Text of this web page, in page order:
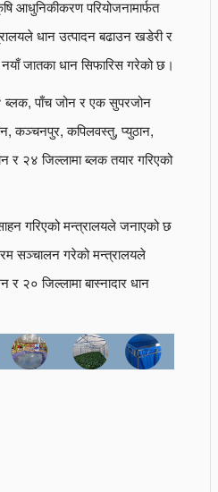
आधुनिकीकरण परियोजनामार्फत
धान उत्पादन बढाउन खडेरी र
जातका धान सिफारिस गरेको छ।
ब्लक, पाँच जोन र एक सुपरजोन
कञ्चनपुर, कपिलवस्तु, प्युठान,
र २४ जिल्लामा ब्लक तयार गरिएको
गरिएको मन्त्रालयले जनाएको छ
सञ्चालन गरेको मन्त्रालयले
२० जिल्लामा बास्नादार धान